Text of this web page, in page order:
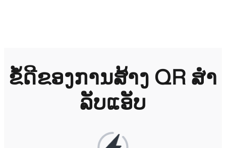
ຂໍ້ດີຂອງການສ້າງ QR ສໍາ
ລັບແອັບ